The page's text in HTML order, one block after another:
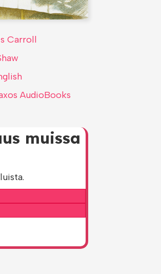
Carroll
AudioBooks
muissa